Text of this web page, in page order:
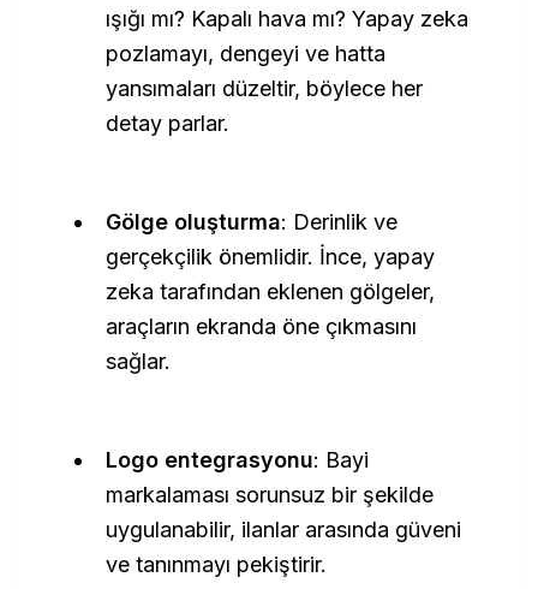
ışığı mı? Kapalı hava mı? Yapay zeka
pozlamayı, dengeyi ve hatta
yansımaları düzeltir, böylece her
detay parlar.
Gölge oluşturma: Derinlik ve
gerçekçilik önemlidir. İnce, yapay
zeka tarafından eklenen gölgeler,
araçların ekranda öne çıkmasını
sağlar.
Logo entegrasyonu: Bayi
markalaması sorunsuz bir şekilde
uygulanabilir, ilanlar arasında güveni
ve tanınmayı pekiştirir.